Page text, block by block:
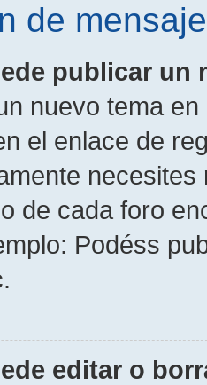
de
publicar un
nuevo tema
el enlace de
de cada foro
Podéss
editar o